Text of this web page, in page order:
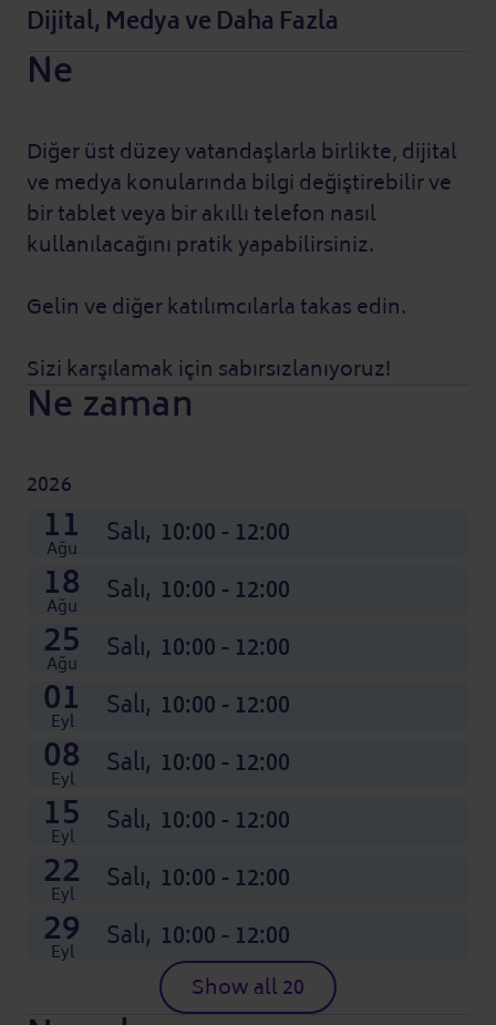
Dijital, Medya ve Daha Fazla
Ne
Diğer üst düzey vatandaşlarla birlikte, dijital
ve medya konularında bilgi değiştirebilir ve
bir tablet veya bir akıllı telefon nasıl
kullanılacağını pratik yapabilirsiniz.
Gelin ve diğer katılımcılarla takas edin.
Sizi karşılamak için sabırsızlanıyoruz!
Ne zaman
2026
11
Ağu Salı, 10:00 - 12:00
18
Ağu Salı, 10:00 - 12:00
25
Ağu Salı, 10:00 - 12:00
01
Eyl Salı, 10:00 - 12:00
08
Eyl Salı, 10:00 - 12:00
15
Eyl Salı, 10:00 - 12:00
22
Eyl Salı, 10:00 - 12:00
29
Eyl Salı, 10:00 - 12:00
06
Eki Salı,
10:00 - 12:00
13
Eki Salı,
10:00 - 12:00
20
Eki Salı,
10:00 - 12:00
27
Eki Salı,
10:00 - 12:00
03
Kas Salı,
10:00 - 12:00
10
Kas Salı,
10:00 - 12:00
17
Kas Salı,
10:00 - 12:00
24
Kas Salı,
10:00 - 12:00
01
Ara nedir: Ay adının kısaltması Salı,
10:00 - 12:00
08
Ara nedir: Ay adının kısaltması Salı,
10:00 - 12:00
15
Ara nedir: Ay adının kısaltması Salı,
10:00 - 12:00
22
Ara nedir: Ay adının kısaltması Salı,
10:00 - 12:00
Show all 20